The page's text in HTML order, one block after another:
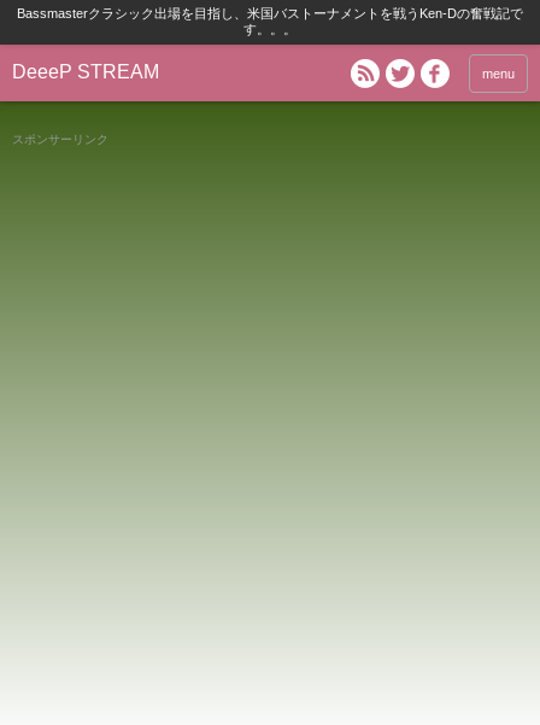
Bassmasterクラシック出場を目指し、米国バストーナメントを戦うKen-Dの奮戦記で
す。。。
DeeeP STREAM menu
スポンサーリンク